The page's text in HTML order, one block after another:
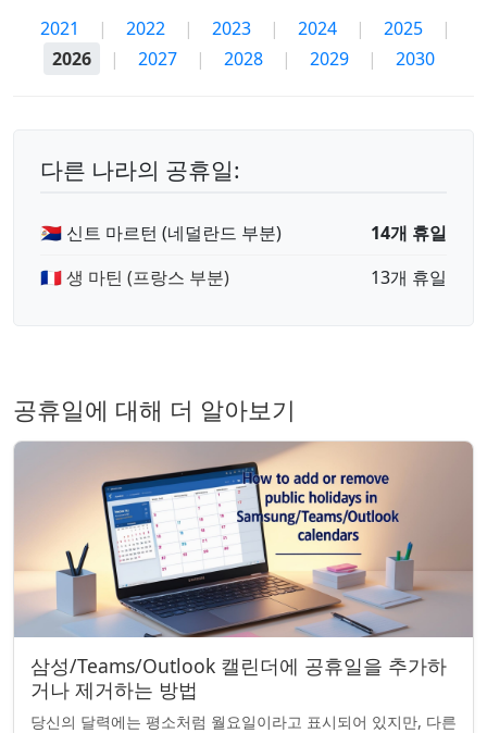
2021 | 2022 | 2023 | 2024 | 2025
|
2026
| 2027 | 2028 | 2029 | 2030
다른 나라의 공휴일:
🇸🇽 신트 마르턴 (네덜란드 부분)
14개 휴일
🇲🇫 생 마틴 (프랑스 부분)
13개 휴일
공휴일에 대해 더 알아보기
삼성/Teams/Outlook 캘린더에 공휴일을 추가하
거나 제거하는 방법
당신의 달력에는 평소처럼 월요일이라고 표시되어 있지만, 다른